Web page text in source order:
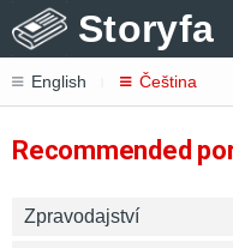
Storyfa
English Čeština
Recommended
Zpravodajství
Pull